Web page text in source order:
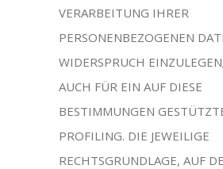
VERARBEITUNG IHRER
PERSONENBEZOGENEN
WIDERSPRUCH
AUCH FÜR EIN AUF DIESE
BESTIMMUNGEN
PROFILING. DIE JEWEILIGE
RECHTSGRUNDLAGE, AUF